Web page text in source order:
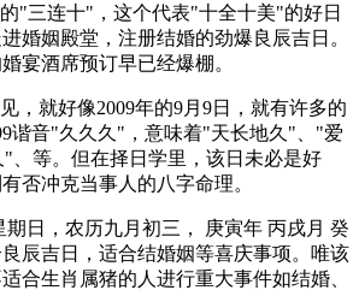
"三连十"，这个代表"十全十美"的好日
婚姻殿堂，注册结婚的劲爆良辰吉日。
宴酒席预订早已经爆棚。
，就好像2009年的9月9日，就有许多的
谐音"久久久"，意味着"天长地久"、"爱
、等。但在择日学里，该日未必是好
否冲克当事人的八字命理。
期日，农历九月初三， 庚寅年 丙戌月 癸
辰吉日，适合结婚姻等喜庆事项。唯该
合生肖属猪的人进行重大事件如结婚、